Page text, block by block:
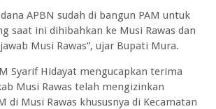
APBN sudah di bangun PAM untuk
saat ini dihibahkan ke Musi Rawas dan
Musi Rawas”, ujar Bupati Mura.
Syarif Hidayat mengucapkan terima
Musi Rawas telah mengizinkan
di Musi Rawas khususnya di Kecamatan